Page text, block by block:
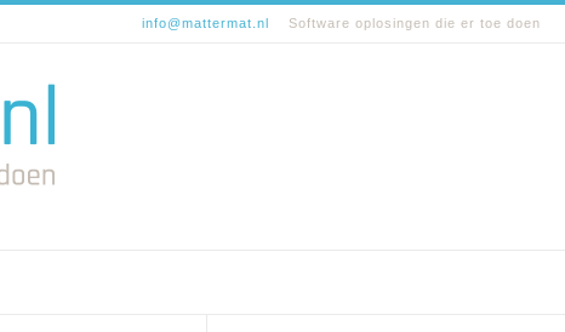
info@mattermat.nl Software oplosingen die er toe doen